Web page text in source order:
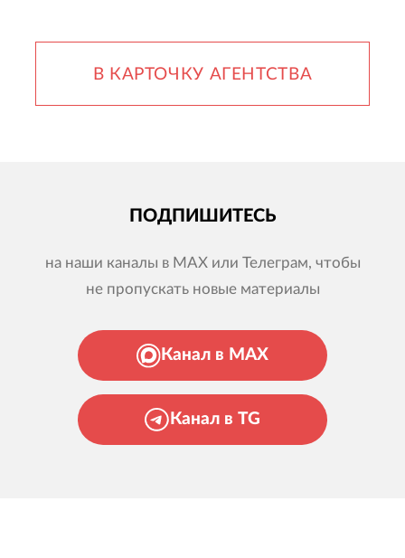
В КАРТОЧКУ АГЕНТСТВА
ПОДПИШИТЕСЬ
на наши каналы в MAX или Телеграм, чтобы
не пропускать новые материалы
Канал в MAX
Канал в TG